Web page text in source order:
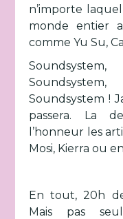
n’importe
monde entier
comme Yu Su,
Soundsystem !
passera. La
l’honneur les
Mosi, Kierra ou
En tout, 20h
Mais pas